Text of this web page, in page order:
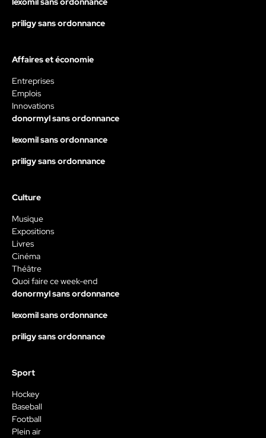
priligy sans ordonnance
Affaires et économie
Entreprises
Emplois
Innovations
donormyl sans ordonnance
lexomil sans ordonnance
priligy sans ordonnance
Culture
Musique
Expositions
Livres
Cinéma
Théâtre
Quoi faire ce week-end
donormyl sans ordonnance
lexomil sans ordonnance
priligy sans ordonnance
Sport
Hockey
Baseball
Football
Plein air